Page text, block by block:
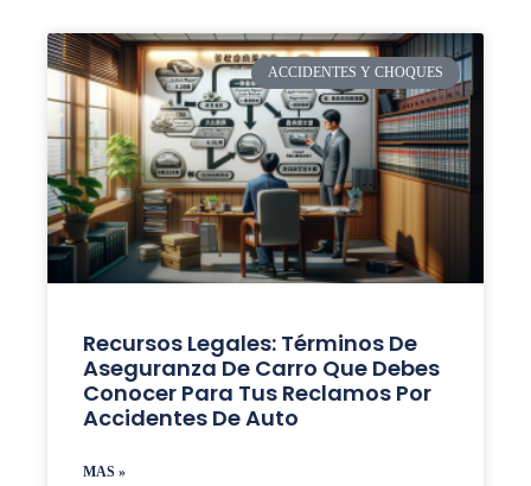
ACCIDENTES Y CHOQUES
Recursos Legales: Términos De
Aseguranza De Carro Que Debes
Conocer Para Tus Reclamos Por
Accidentes De Auto
MAS »